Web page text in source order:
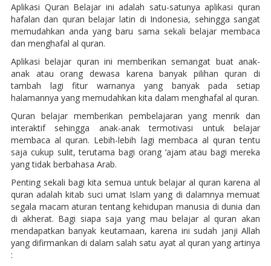
Aplikasi Quran Belajar ini adalah satu-satunya aplikasi quran
hafalan dan quran belajar latin di Indonesia, sehingga sangat
memudahkan anda yang baru sama sekali belajar membaca
dan menghafal al quran.
Aplikasi belajar quran ini memberikan semangat buat anak-
anak atau orang dewasa karena banyak pilihan quran di
tambah lagi fitur warnanya yang banyak pada setiap
halamannya yang memudahkan kita dalam menghafal al quran.
Quran belajar memberikan pembelajaran yang menrik dan
interaktif sehingga anak-anak termotivasi untuk belajar
membaca al quran. Lebih-lebih lagi membaca al quran tentu
saja cukup sulit, terutama bagi orang ‘ajam atau bagi mereka
yang tidak berbahasa Arab.
Penting sekali bagi kita semua untuk belajar al quran karena al
quran adalah kitab suci umat Islam yang di dalamnya memuat
segala macam aturan tentang kehidupan manusia di dunia dan
di akherat. Bagi siapa saja yang mau belajar al quran akan
mendapatkan banyak keutamaan, karena ini sudah janji Allah
yang difirmankan di dalam salah satu ayat al quran yang artinya
: